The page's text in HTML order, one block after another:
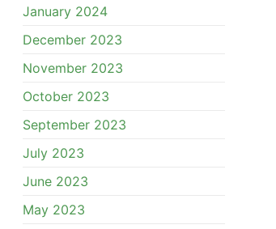
January 2024
December 2023
November 2023
October 2023
September 2023
July 2023
June 2023
May 2023